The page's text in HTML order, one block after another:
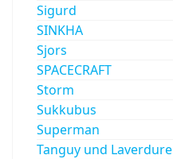
Sigurd
SINKHA
Sjors
SPACECRAFT
Storm
Sukkubus
Superman
Tanguy und Laverdure